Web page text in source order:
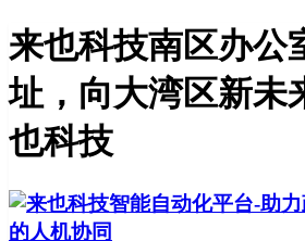
来也科技南区办公
址，向大湾区新未
也科技